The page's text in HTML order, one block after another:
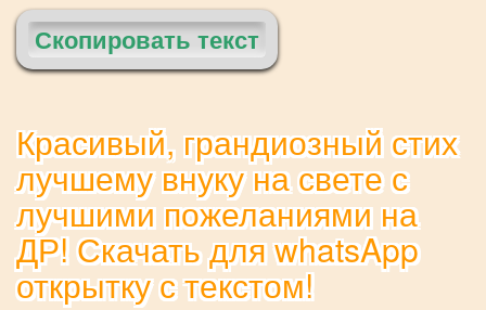
Скопировать текст
Красивый, грандиозный стих
лучшему внуку на свете с
лучшими пожеланиями на
ДР! Скачать для whatsApp
открытку с текстом!